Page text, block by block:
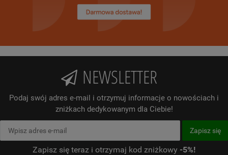
NEWSLETTER
Podaj swój adres e-mail i otrzymuj informacje o nowościach i
zniżkach dedykowanym dla Ciebie!
Zapisz się teraz i otrzymaj kod zniżkowy -5%!